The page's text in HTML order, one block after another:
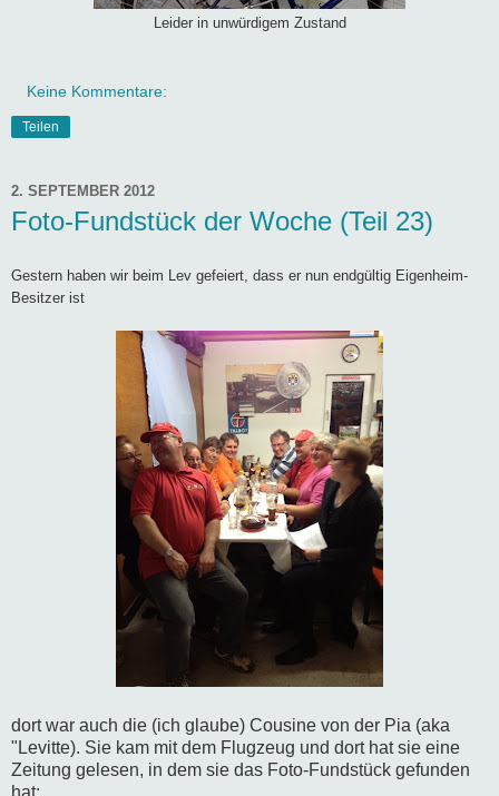
Leider in unwürdigem Zustand
Keine Kommentare:
Teilen
2. SEPTEMBER 2012
Foto-Fundstück der Woche (Teil 23)
Gestern haben wir beim Lev gefeiert, dass er nun endgültig Eigenheim-
Besitzer ist
dort war auch die (ich glaube) Cousine von der Pia (aka
"Levitte). Sie kam mit dem Flugzeug und dort hat sie eine
Zeitung gelesen, in dem sie das Foto-Fundstück gefunden
hat: